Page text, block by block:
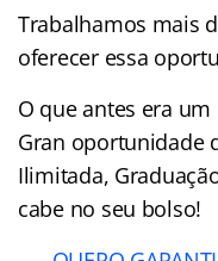
Trabalhamos mais
oferecer essa
O que antes era
Gran oportunidade
Ilimitada,
cabe no seu bolso!